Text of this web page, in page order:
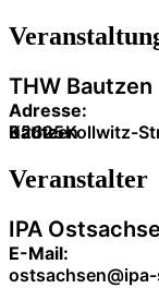
THW Bautzen
Adresse:
Käthe-Kollwitz-
02625
Bautzen
Veranstalter
IPA
E-Mail: